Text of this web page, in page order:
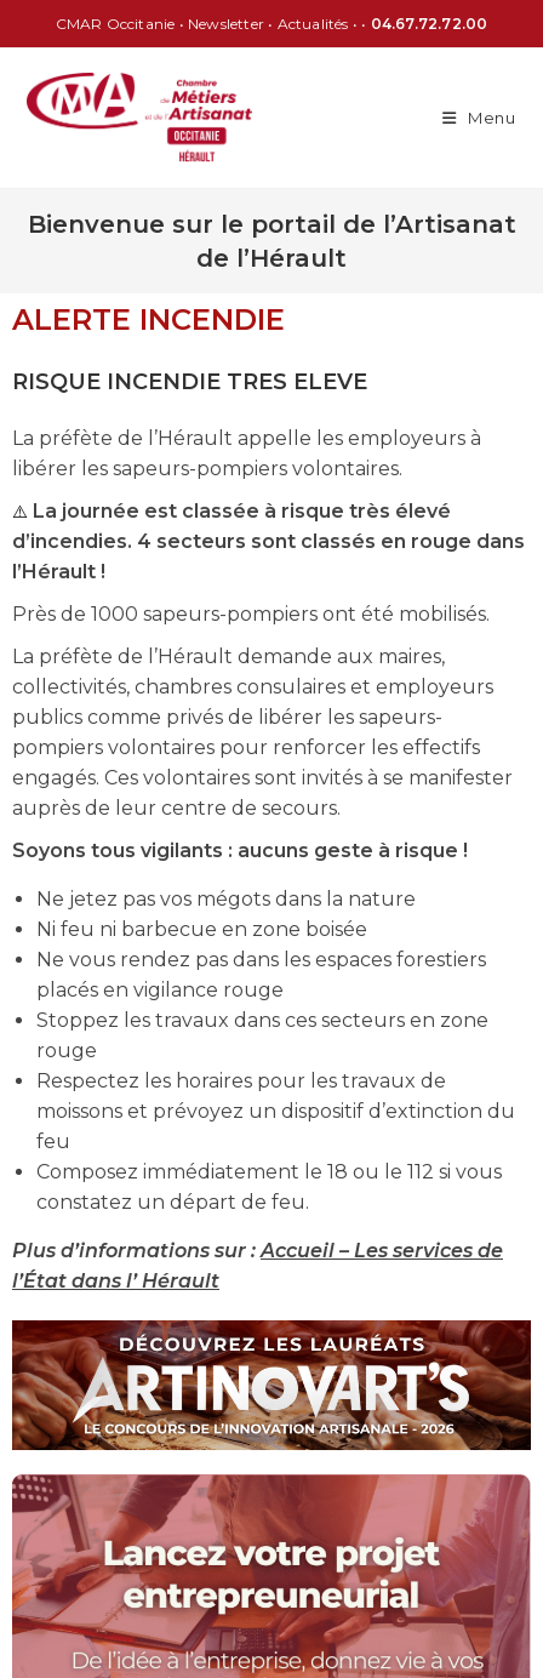
CMAR Occitanie • Newsletter • Actualités • • 04.67.72.72.00
Menu
Bienvenue sur le portail de l’Artisanat
de l’Hérault
ALERTE INCENDIE
RISQUE INCENDIE TRES ELEVE
La préfète de l’Hérault appelle les employeurs à
libérer les sapeurs-pompiers volontaires.
⚠️ La journée est classée à risque très élevé
d’incendies. 4 secteurs sont classés en rouge dans
l’Hérault !
Près de 1000 sapeurs-pompiers ont été mobilisés.
La préfète de l’Hérault demande aux maires,
collectivités, chambres consulaires et employeurs
publics comme privés de libérer les sapeurs-
pompiers volontaires pour renforcer les effectifs
engagés. Ces volontaires sont invités à se manifester
auprès de leur centre de secours.
Soyons tous vigilants : aucuns geste à risque !
Ne jetez pas vos mégots dans la nature
Ni feu ni barbecue en zone boisée
Ne vous rendez pas dans les espaces forestiers
placés en vigilance rouge
Stoppez les travaux dans ces secteurs en zone
rouge
Respectez les horaires pour les travaux de
moissons et prévoyez un dispositif d’extinction du
feu
Composez immédiatement le 18 ou le 112 si vous
constatez un départ de feu.
Plus d’informations sur :Accueil – Les services de
l’État dans l’ Hérault